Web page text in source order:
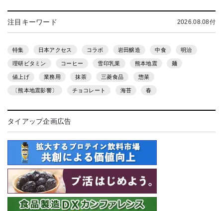
注目キーワード 2026.08.08付
特集 日本アクセス コラボ 岩田醸造 中食 明治
理研ビタミン コーヒー 雪印乳業 熊本地震 麺
値上げ 業務用 抹茶 三菱食品 惣菜
〔熊本地震影響〕 チョコレート 海苔 春
タイアップ企画広告